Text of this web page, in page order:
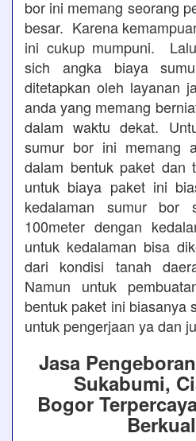
bor ini memang seorang
besar. Karena
ini cukup mumpuni.
sich angka biaya
ditetapkan oleh layanan
anda yang memang
dalam waktu dekat.
sumur bor ini memang
dalam bentuk paket
untuk biaya paket ini
kedalaman sumur
100meter dengan
untuk kedalaman bisa
dari kondisi tanah
Namun untuk
bentuk paket ini biasanya
untuk pengerjaan ya dan
Jasa
Sukabumi,
Bogor